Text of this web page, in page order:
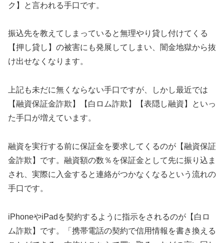
ク】と言われる手口です。
振込先を教えてしまっていると無理やり貸し付けてくる
【押し貸し】の被害にも発展してしまい、闇金地獄から抜
け出せなくなります。
上記も未だに無くならない手口ですが、しかし最近では
【融資保証金詐欺】【白ロム詐欺】【表隠し融資】といっ
た手口が増えています。
融資を実行する前に保証金を要求してくるのが【融資保証
金詐欺】です。融資額の数％を保証金として先に振り込ま
され、実際に入金すると連絡がつかなくなるという流れの
手口です。
iPhoneやiPadを契約するように指示をされるのが【白ロ
ム詐欺】です。「携帯電話の契約で信用情報を書き換える